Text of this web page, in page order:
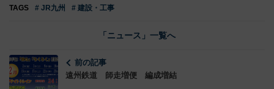
TAGS # JR九州 # 建設・工事
「ニュース」一覧へ
前の記事
遠州鉄道 師走増便 編成増結